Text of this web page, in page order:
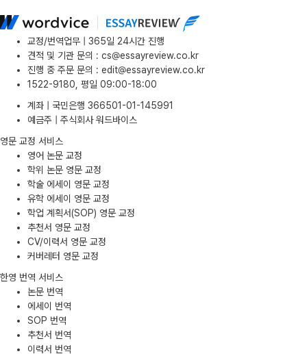
교정/번역업무 | 365일 24시간 진행
견적 및 기관 문의 : cs@essayreview.co.kr
진행 중 주문 문의 : edit@essayreview.co.kr
1522-9180, 평일 09:00-18:00
계좌 | 국민은행 366501-01-145991
예금주 | 주식회사 워드바이스
영문 교정 서비스
영어 논문 교정
학위 논문 영문 교정
학술 에세이 영문 교정
유학 에세이 영문 교정
학업 계획서(SOP) 영문 교정
추천서 영문 교정
CV/이력서 영문 교정
커버레터 영문 교정
한영 번역 서비스
논문 번역
에세이 번역
SOP 번역
추천서 번역
이력서 번역